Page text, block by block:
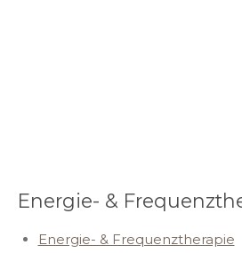
Energie- &
Energie- & Frequenztherapie